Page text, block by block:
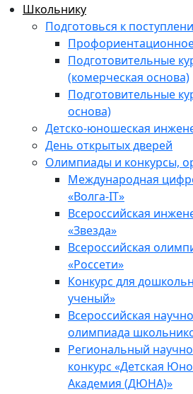
Школьнику
Подготовься к
Подготовительные
(комерческая основа)
Подготовительные
основа)
Детско-юношеская
День открытых дверей
Олимпиады и конкурсы,
Международная
«Волга-IT»
Всероссийская
«Звезда»
Всероссийская
«Россети»
Конкурс для
ученый»
Всероссийская
олимпиада
Региональный
конкурс «Детская
Академия (ДЮНА)»